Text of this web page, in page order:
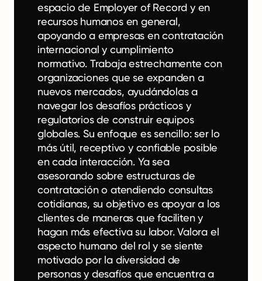
espacio de Employer of Record y en
recursos humanos en general,
apoyando a empresas en contratación
internacional y cumplimiento
normativo. Trabaja estrechamente con
organizaciones que se expanden a
nuevos mercados, ayudándolas a
navegar los desafíos prácticos y
regulatorios de construir equipos
globales. Su enfoque es sencillo: ser lo
más útil, receptivo y confiable posible
en cada interacción. Ya sea
asesorando sobre estructuras de
contratación o atendiendo consultas
cotidianas, su objetivo es apoyar a los
clientes de maneras que faciliten y
hagan más efectiva su labor. Valora el
aspecto humano del rol y se siente
motivado por la diversidad de
personas y desafíos que encuentra a